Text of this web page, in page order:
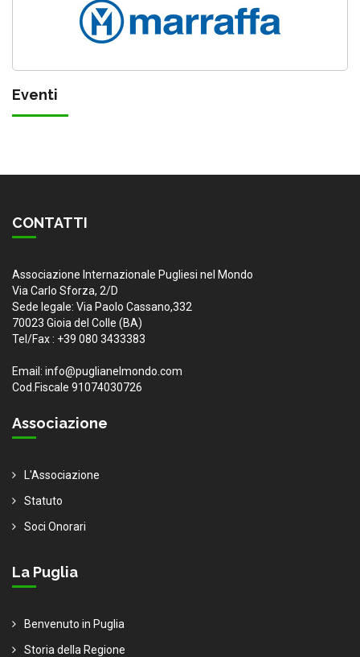
Eventi
CONTATTI
Associazione Internazionale Pugliesi nel Mondo
Via Carlo Sforza, 2/D
Sede legale: Via Paolo Cassano,332
70023 Gioia del Colle (BA)
Tel/Fax : +39 080 3433383
Email: info@puglianelmondo.com
Cod.Fiscale 91074030726
Associazione
L'Associazione
Statuto
Soci Onorari
La Puglia
Benvenuto in Puglia
Storia della Regione